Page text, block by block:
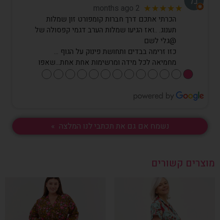
★★★★★
2 months ago
הכרתי אתכם דרך חברות קומפורט זון שמלות
תענוג. ..ואז הגיעו שמלות הערב דגמי קפסולה של
@גלי לשם
כזו זרימה בבדים ותחושת פינוק על הגוף …
מחמיאה לכל מידה ומרשימות אחת אחת…שאפו
●
●
●
●
●
●
●
●
●
●
●
●
●
נשמח אם גם את תכתבי לנו המלצה »
מוצרים קשורים